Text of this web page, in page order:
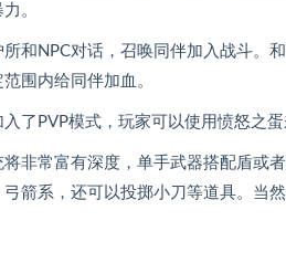
。
和NPC对话，召唤同伴加入战斗。
围内给同伴加血。
了PVP模式，玩家可以使用愤怒之
将非常富有深度，单手武器搭配盾
箭系，还可以投掷小刀等道具。当